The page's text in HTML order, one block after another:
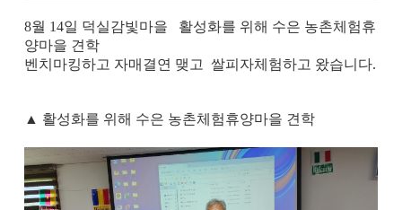
8월 14일 덕실감빛마을 활성화를 위해 수은 농촌체험휴
양마을 견학
벤치마킹하고 자매결연 맺고 쌀피자체험하고 왔습니다.
▲ 활성화를 위해 수은 농촌체험휴양마을 견학